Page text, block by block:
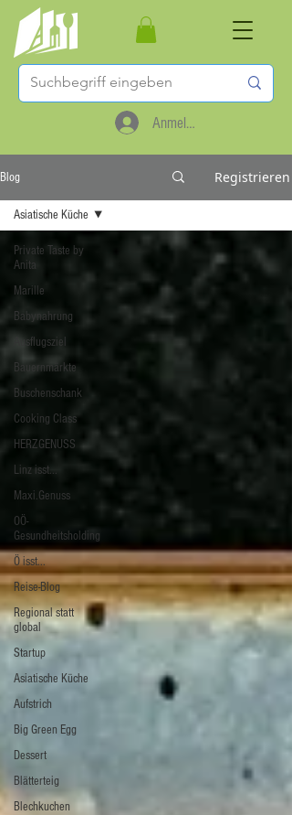
Anmelden
Blog Registrieren
Private Taste by
Anita
Marille
Babynahrung
Ausflugsziel
Bauernmärkte
Buschenschank
Cooking Class
HERZGENUSS
Linz isst...
Maxi.Genuss
OÖ-
Gesundheitsholding
Ö isst...
Reise-Blog
Regional statt
global
Startup
Asiatische Küche
Aufstrich
Big Green Egg
Dessert
Blätterteig
Blechkuchen
Asiatische Küche